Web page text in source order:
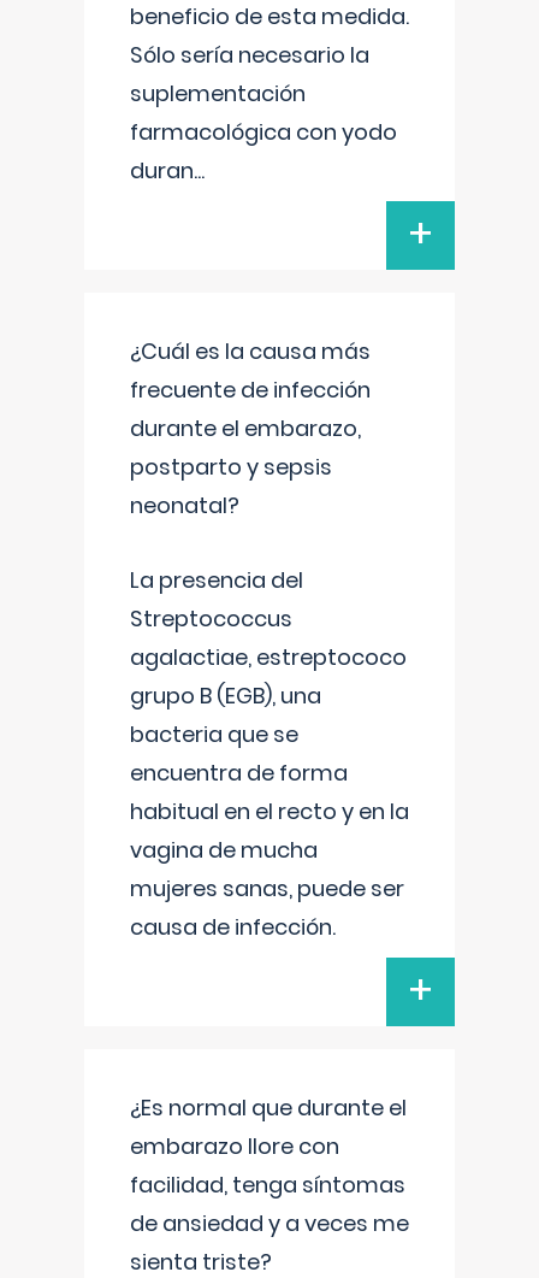
beneficio de esta medida.
Sólo sería necesario la
suplementación
farmacológica con yodo
duran...
+
¿Cuál es la causa más
frecuente de infección
durante el embarazo,
postparto y sepsis
neonatal?
La presencia del
Streptococcus
agalactiae, estreptococo
grupo B (EGB), una
bacteria que se
encuentra de forma
habitual en el recto y en la
vagina de mucha
mujeres sanas, puede ser
causa de infección.
+
¿Es normal que durante el
embarazo llore con
facilidad, tenga síntomas
de ansiedad y a veces me
sienta triste?